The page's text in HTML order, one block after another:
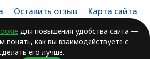
Оставить отзыв
Карта сайта
от 14.10.2016, выдана Министерством
Челябинской области
для повышения удобства сайта —
понять, как вы взаимодействуете с
его лучше.